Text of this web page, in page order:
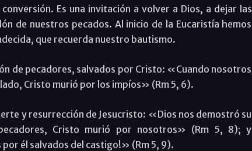
Es una invitación a volver a Dios, a dejar las
de nuestros pecados. Al inicio de la Eucaristía hemos
que recuerda nuestro bautismo.
de pecadores, salvados por Cristo: «Cuando nosotros
Cristo murió por los impíos» (Rm 5, 6).
y resurrección de Jesucristo: «Dios nos demostró su
Cristo murió por nosotros» (Rm 5, 8); y
él salvados del castigo!» (Rm 5, 9).